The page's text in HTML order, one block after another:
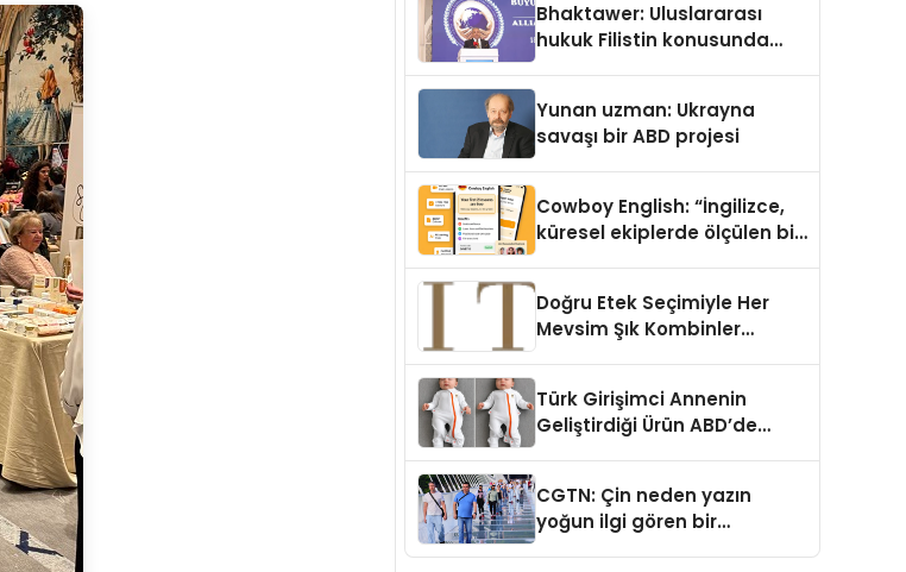
Sindirildiğini Ortaya Koydu
Bhaktawer: Uluslararası
hukuk Filistin konusunda
Yunan uzman: Ukrayna
savaşı bir ABD projesi
Cowboy English: “İngilizce,
küresel ekiplerde ölçülen bir
Doğru Etek Seçimiyle Her
Mevsim Şık Kombinler
Türk Girişimci Annenin
Geliştirdiği Ürün ABD’de
Açısı Getiriyor.
CGTN: Çin neden yazın
yoğun ilgi gören bir